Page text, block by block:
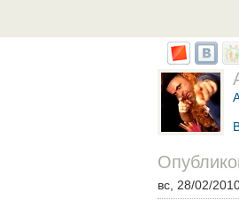
вс, 28/02/